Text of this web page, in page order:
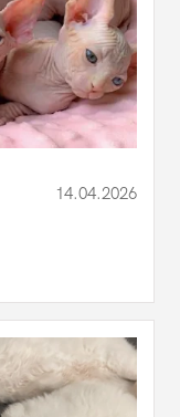
14.04.2026